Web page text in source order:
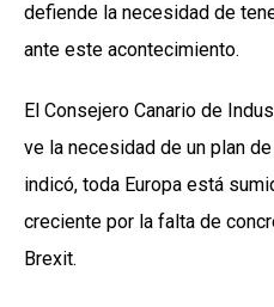
defiende la necesidad de
ante este acontecimiento.
El Consejero Canario de
ve la necesidad de un plan
indicó, toda Europa está
creciente por la falta de
Brexit.